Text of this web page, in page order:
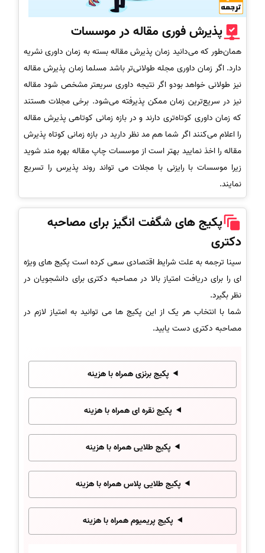
پذیرش فوری مقاله در موسسات
همان‌طور که می‌دانید زمان پذیرش مقاله بسته به زمان داوری نشریه
دارد. اگر زمان داوری مجله طولانی‌تر باشد مسلما زمان پذیرش مقاله
نیز طولانی خواهد بودو اگر نتیجه داوری سریعتر مشخص شود مقاله
نیز در سریع‌ترین زمان ممکن پذیرفته می‌شود. برخی مجلات هستند
که زمان داوری کوتاه‌تری دارند و در بازه زمانی کوتاهی پذیرش مقاله
را اعلام می‌کنند اگر شما هم مد نظر دارید در بازه زمانی کوتاه پذیرش
مقاله را اخذ نمایید بهتر است از موسسات چاپ مقاله بهره مند شوید
زیرا موسسات با رایزنی با مجلات می تواند روند پذیرس را تسریع
نمایند.
پکیج های شگفت انگیز برای مصاحبه
دکتری
سینا ترجمه به علت شرایط اقتصادی سعی کرده است پکیج های ویژه
ای را برای دریافت امتیاز بالا در مصاحبه دکتری برای دانشجویان در
نظر بگیرد.
شما با انتخاب هر یک از این پکیج ها می توانید به امتیاز لازم در
مصاحبه دکتری دست یابید.
پکیج برنزی همراه با هزینه
پکیج نقره ای همراه با هزینه
پکیج طلایی همراه با هزینه
پکیج طلایی پلاس همراه با هزینه
پکیج پریمیوم همراه با هزینه